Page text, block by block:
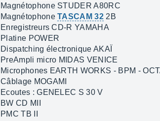
Magnétophone STUDER A80RC
MagnétophoneTASCAM 32 2B
Enregistreurs CD-R YAMAHA
Platine POWER
Dispatching électronique AKAÏ
PreAmpli micro MIDAS VENICE
Microphones EARTH WORKS - BPM -
Câblage MOGAMI
Ecoutes : GENELEC S 30 V
BW CD MII
PMC TB II